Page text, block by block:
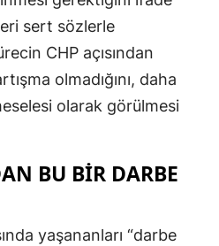
sert sözlerle
CHP açısından
olmadığını, daha
olarak görülmesi
BU BIR DARBE
yaşananları “darbe